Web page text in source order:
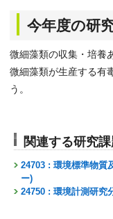
今年度の研
微細藻類の収集・培養
微細藻類が生産する有
う。
関連する研究課
24703 : 環境標準物質
ー)
24750 : 環境計測研究